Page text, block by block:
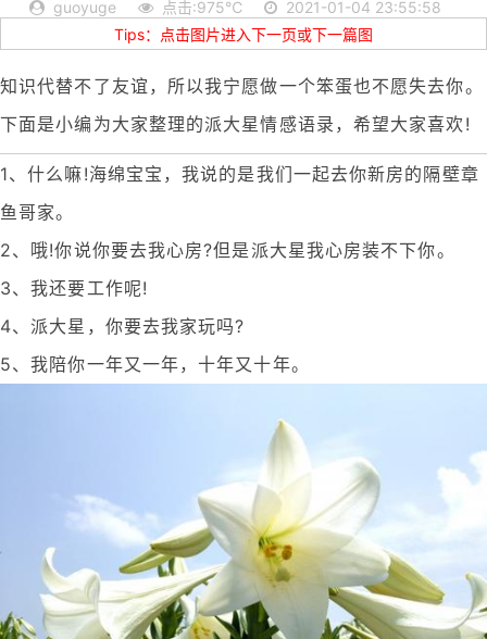
guoyuge 点击:975℃
2021-01-04 23:55:58
Tips：点击图片进入下一页或下一篇图
知识代替不了友谊，所以我宁愿做一个笨蛋也不愿失去你。
下面是小编为大家整理的派大星情感语录，希望大家喜欢!
1、什么嘛!海绵宝宝，我说的是我们一起去你新房的隔壁章
鱼哥家。
2、哦!你说你要去我心房?但是派大星我心房装不下你。
3、我还要工作呢!
4、派大星，你要去我家玩吗?
5、我陪你一年又一年，十年又十年。